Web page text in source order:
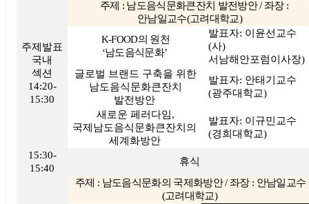
주제발표
국내
섹션
14:20-
15:30
주제 : 남도음식문화큰잔치 발전방안/좌장 :
안남일교수(고려대학교)
K-FOOD의 원천
‘남도음식문화’
발표자: 이윤선교수
(사)
서남해안포럼이사장)
글로벌 브랜드 구축을 위한
남도음식문화큰잔치
발전방안
발표자: 안태기교수
(광주대학교)
새로운 페러다임,
국제남도음식문화큰잔치의
세계화방안
발표자: 이규민교수
(경희대학교)
15:30-
15:40
휴식
주제 : 남도음식문화의 국제화방안/좌장 : 안남일교수
(고려대학교)